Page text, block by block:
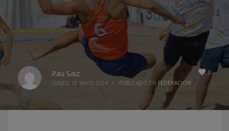
0
Pau Saiz
LUNES, 20 MAYO 2024 / PUBLICADO EN FEDERACION